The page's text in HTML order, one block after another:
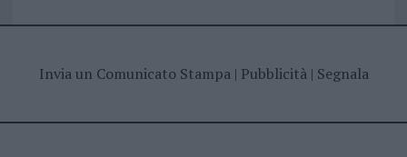
Invia un Comunicato Stampa| Pubblicità| Segnala